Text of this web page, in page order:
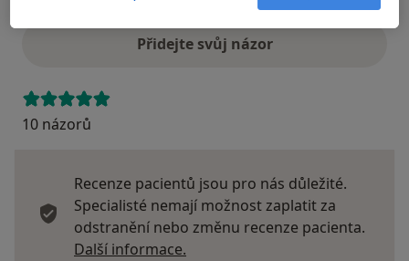
Přidejte svůj názor
10 názorů
Recenze pacientů jsou pro nás důležité.
Specialisté nemají možnost zaplatit za
odstranění nebo změnu recenze pacienta.
Další informace.